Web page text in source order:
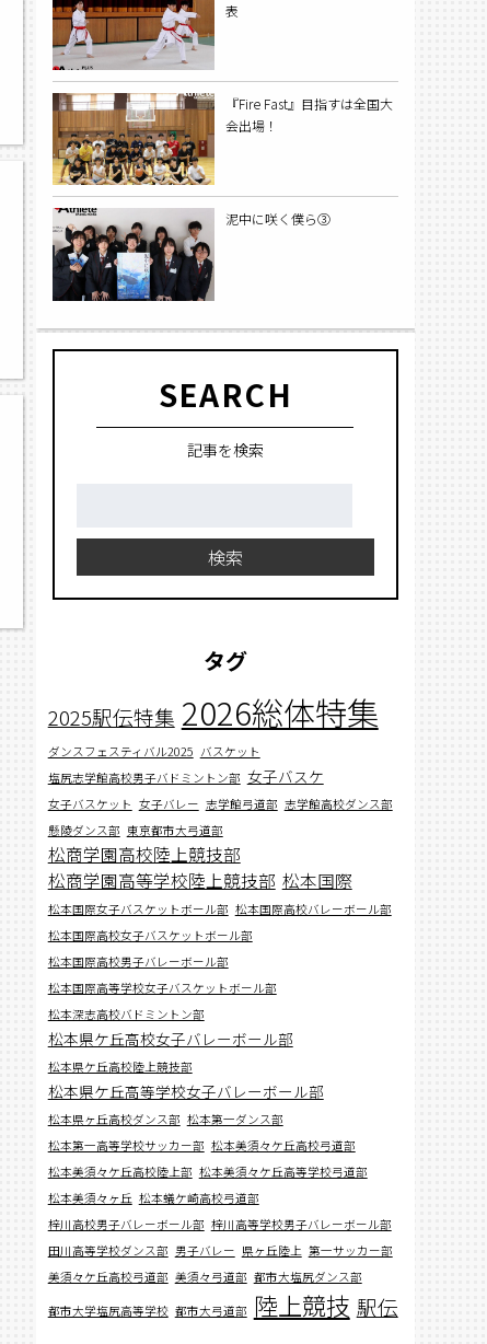
表
『Fire Fast』目指すは全国大
会出場！
泥中に咲く僕ら③
SEARCH
記事を検索
検索
タグ
2025駅伝特集 2026総体特集
ダンスフェスティバル2025 バスケット
塩尻志学館高校男子バドミントン部 女子バスケ
女子バスケット 女子バレー 志学館弓道部 志学館高校ダンス部
懸陵ダンス部 東京都市大弓道部
松商学園高校陸上競技部
松商学園高等学校陸上競技部 松本国際
松本国際女子バスケットボール部 松本国際高校バレーボール部
松本国際高校女子バスケットボール部
松本国際高校男子バレーボール部
松本国際高等学校女子バスケットボール部
松本深志高校バドミントン部
松本県ケ丘高校女子バレーボール部
松本県ケ丘高校陸上競技部
松本県ケ丘高等学校女子バレーボール部
松本県ヶ丘高校ダンス部 松本第一ダンス部
松本第一高等学校サッカー部 松本美須々ケ丘高校弓道部
松本美須々ケ丘高校陸上部 松本美須々ケ丘高等学校弓道部
松本美須々ヶ丘 松本蟻ケ崎高校弓道部
梓川高校男子バレーボール部 梓川高等学校男子バレーボール部
田川高等学校ダンス部 男子バレー 県ヶ丘陸上 第一サッカー部
美須々ケ丘高校弓道部 美須々弓道部 都市大塩尻ダンス部
都市大学塩尻高等学校 都市大弓道部 陸上競技 駅伝